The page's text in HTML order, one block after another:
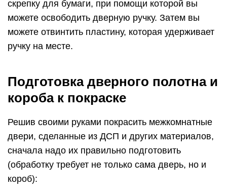
скрепку для бумаги, при помощи которой вы
можете освободить дверную ручку. Затем вы
можете отвинтить пластину, которая удерживает
ручку на месте.
Подготовка дверного полотна и
короба к покраске
Решив своими руками покрасить межкомнатные
двери, сделанные из ДСП и других материалов,
сначала надо их правильно подготовить
(обработку требует не только сама дверь, но и
короб):